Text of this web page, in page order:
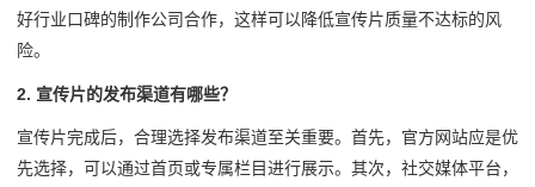
好行业口碑的制作公司合作，这样可以降低宣传片质量不达标的风
险。
2. 宣传片的发布渠道有哪些？
宣传片完成后，合理选择发布渠道至关重要。首先，官方网站应是优
先选择，可以通过首页或专属栏目进行展示。其次，社交媒体平台，